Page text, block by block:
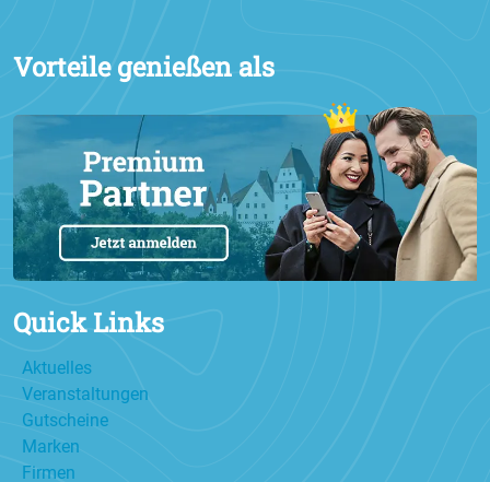
Vorteile genießen als
Quick Links
Aktuelles
Veranstaltungen
Gutscheine
Marken
Firmen